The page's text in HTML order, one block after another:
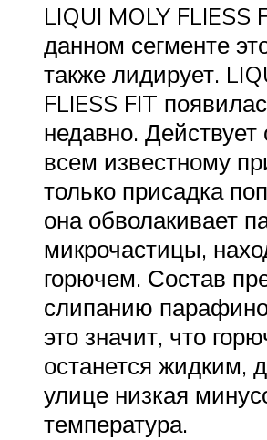
LIQUI MOLY FLIESS
данном сегменте
также лидирует.
FLIESS FIT
недавно. Действует
всем известному
только присадка
она обволакивает
микрочастицы,
горючем. Состав
слипанию
это значит, что
останется жидким,
улице низкая
температура.